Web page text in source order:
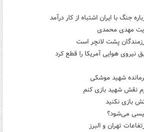
جنگ با ایران اشتباه از کار درآمد
مهدی محمدی
پشت لانچر است
نیروی هوایی آمریکا را قطع کرد
شهید موشکی
نقش شهید بازی کنم
بازی نکنید
می‌شود؟
تهران و البرز